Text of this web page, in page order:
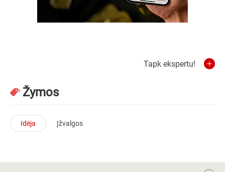
Tapk ekspertu!
Žymos
Idėja Įžvalgos